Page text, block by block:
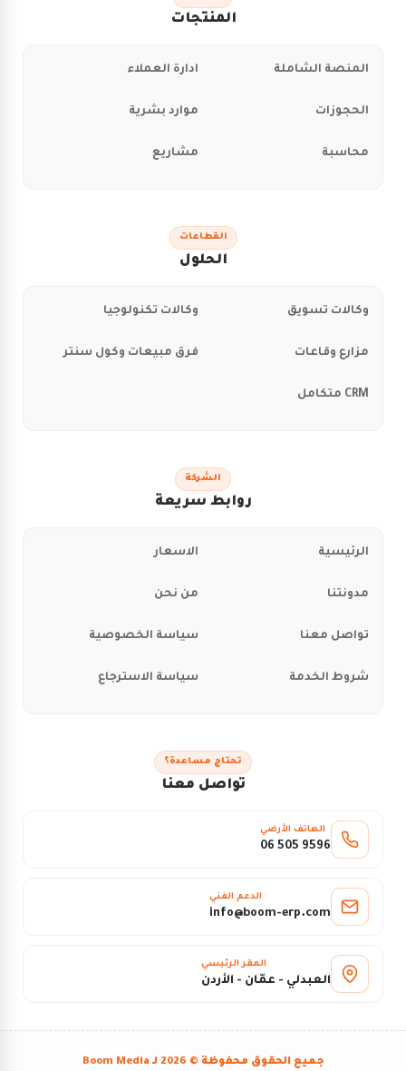
المنتجات
المنصة الشاملة ادارة العملاء
الحجوزات موارد بشرية
محاسبة مشاريع
القطاعات
الحلول
وكالات تسويق وكالات تكنولوجيا
مزارع وقاعات فرق مبيعات وكول سنتر
CRM متكامل
الشركة
روابط سريعة
الرئيسية الاسعار
مدونتنا من نحن
تواصل معنا سياسة الخصوصية
شروط الخدمة سياسة الاسترجاع
تحتاج مساعدة؟
تواصل معنا
الهاتف الأرضي
06 505 9596
الدعم الفني
info@boom-erp.com
المقر الرئيسي
العبدلي - عمّان - الأردن
جميع الحقوق محفوظة © 2026 لـ Boom Media